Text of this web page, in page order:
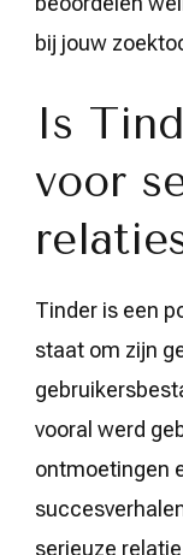
bij jouw
Is
voor
Tinder is een
staat om zijn
vooral werd
ontmoetingen
serieuze